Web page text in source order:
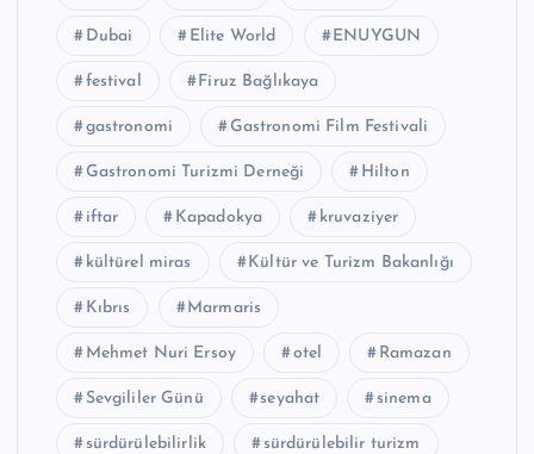
Dubai Elite World ENUYGUN
festival Firuz Bağlıkaya
gastronomi Gastronomi Film Festivali
Gastronomi Turizmi Derneği Hilton
iftar Kapadokya kruvaziyer
kültürel miras Kültür ve Turizm Bakanlığı
Kıbrıs Marmaris
Mehmet Nuri Ersoy otel Ramazan
Sevgililer Günü seyahat sinema
sürdürülebilirlik sürdürülebilir turizm